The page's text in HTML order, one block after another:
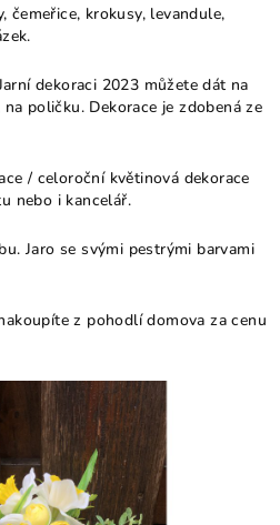
čemeřice, krokusy, levandule,
dekoraci 2023 můžete dát na
poličku. Dekorace je zdobená ze
/ celoroční květinová dekorace
nebo i kancelář.
Jaro se svými pestrými barvami
z pohodlí domova za cenu